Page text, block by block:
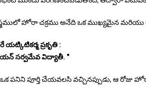
హోరా చక్రము అనేది ఒక ముఖ్యమైన మరియు
యట్కిటికర్మ ప్రకృతి :
సర్వమేవ విద్యాతీ. "
ఒక పనిని పూర్తి చేయవలసి వచ్చినప్పుడు, ఆ